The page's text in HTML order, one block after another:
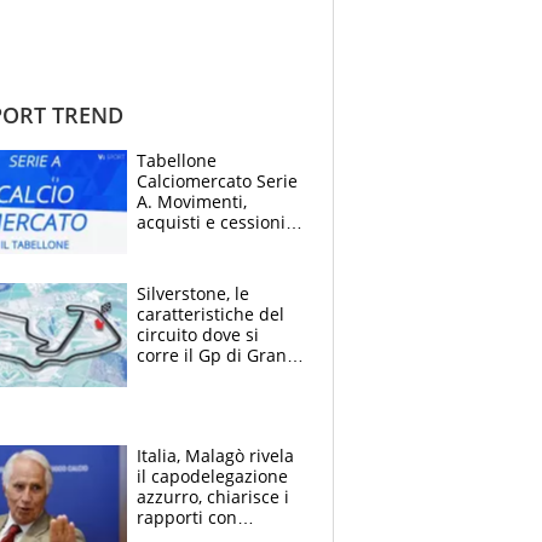
TREND
Tabellone
Calciomercato Serie
A. Movimenti,
acquisti e cessioni:
Silverstone, le
caratteristiche del
circuito dove si
corre il Gp di Gran
Italia, Malagò rivela
il capodelegazione
azzurro, chiarisce i
rapporti con